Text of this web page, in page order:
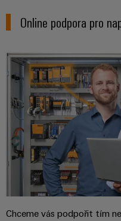
Online podpora pro
Chceme vás podpořit tím